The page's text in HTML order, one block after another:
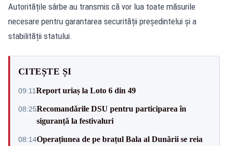
Autoritățile sârbe au transmis că vor lua toate măsurile
necesare pentru garantarea securității președintelui și a
stabilității statului.
CITEȘTE ȘI
09:11Report uriaș la Loto 6 din 49
08:25Recomandările DSU pentru participarea în
siguranță la festivaluri
08:14Operațiunea de pe brațul Bala al Dunării se reia